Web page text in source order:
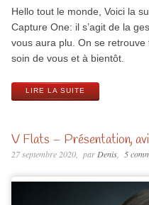
Hello tout le monde, Voici la
Capture One: il s’agit de la
vous aura plu. On se
soin de vous et à bientôt.
LIRE LA SUITE
V Flats – Présentation,
27 septembre 2020 parDenis 5